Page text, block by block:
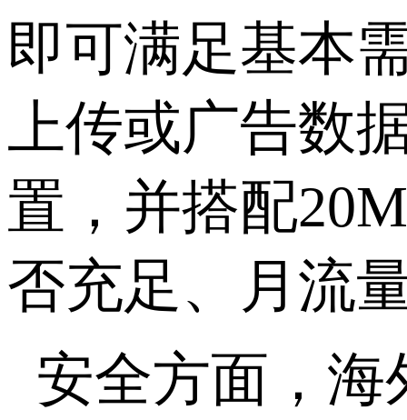
即可满足基本
上传或广告数
置，并搭配20M
否充足、月流
安全方面，海